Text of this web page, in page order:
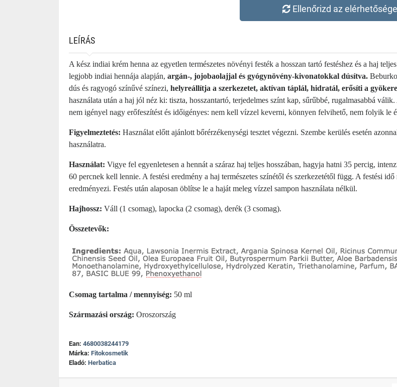
Ellenőrizd az
LEÍRÁS
A kész indiai krém henna az egyetlen természetes növényi festék a hosszan tartó festéshez és a haj
legjobb indiai hennája alapján, argán-, jojobaolajjal és gyógynövény-kivonatokkal dúsítva.
dús és ragyogó színűvé színezi, helyreállítja a szerkezetet, aktívan táplál, hidratál, erősíti a
használata után a haj jól néz ki: tiszta, hosszantartó, terjedelmes színt kap, sűrűbbé, rugalmasabbá
nem igényel nagy erőfeszítést és időigényes: nem kell vízzel keverni, könnyen felvihető, nem folyik le
Figyelmeztetés: Használat előtt ajánlott bőrérzékenységi tesztet végezni. Szembe kerülés esetén
használatra.
Használat: Vigye fel egyenletesen a hennát a száraz haj teljes hosszában, hagyja hatni 35 percig,
60 percnek kell lennie. A festési eredmény a haj természetes színétől és szerkezetétől függ. A festési
eredményezi. Festés után alaposan öblítse le a haját meleg vízzel sampon használata nélkül.
Hajhossz: Váll (1 csomag), lapocka (2 csomag), derék (3 csomag).
Összetevők:
Csomag tartalma / mennyiség: 50 ml
Származási ország: Oroszország
Ean: 4680038244179
Márka: Fitokosmetik
Eladó: Herbatica